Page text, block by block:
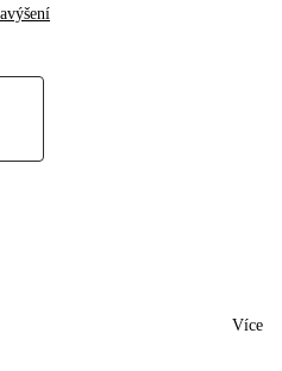
Více